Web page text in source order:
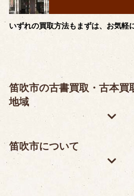
いずれの買取方法もまずは、お気軽
笛吹市の古書買取・古本買
地域
笛吹市について